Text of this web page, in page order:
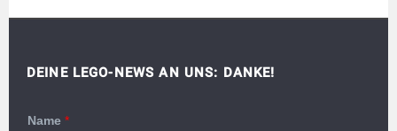
DEINE LEGO-NEWS AN UNS: DANKE!
Name *